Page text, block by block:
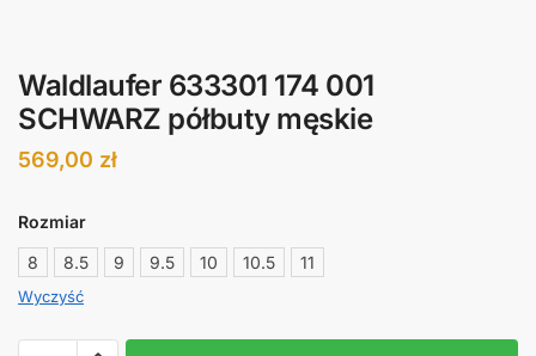
Waldlaufer 633301 174 001
SCHWARZ półbuty męskie
569,00 zł
Rozmiar
8
8.5 9 9.5 10 10.5 11
Wyczyść